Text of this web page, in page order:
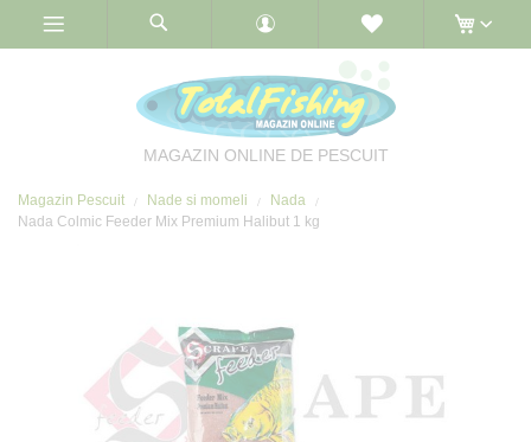
MAGAZIN ONLINE DE PESCUIT
Magazin Pescuit Nade si momeli
Nada
Nada Colmic Feeder Mix Premium Halibut 1 kg